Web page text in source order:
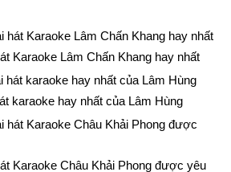
Karaoke Lâm Chấn Khang hay nhất
karaoke hay nhất của Lâm Hùng
Karaoke Châu Khải Phong được yêu